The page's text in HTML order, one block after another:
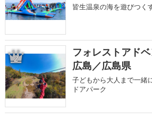
皆生温泉の海を遊びつく
2
フォレストアド
広島／広島県
子どもから大人まで一緒
ドアパーク